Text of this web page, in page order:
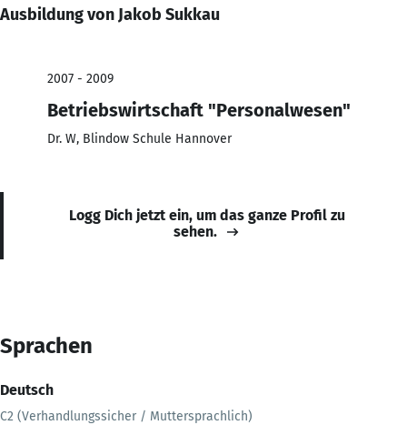
Ausbildung von Jakob Sukkau
2007 - 2009
Betriebswirtschaft "Personalwesen"
Dr. W, Blindow Schule Hannover
Logg Dich jetzt ein, um das ganze Profil zu
sehen.
Sprachen
Deutsch
C2 (Verhandlungssicher / Muttersprachlich)